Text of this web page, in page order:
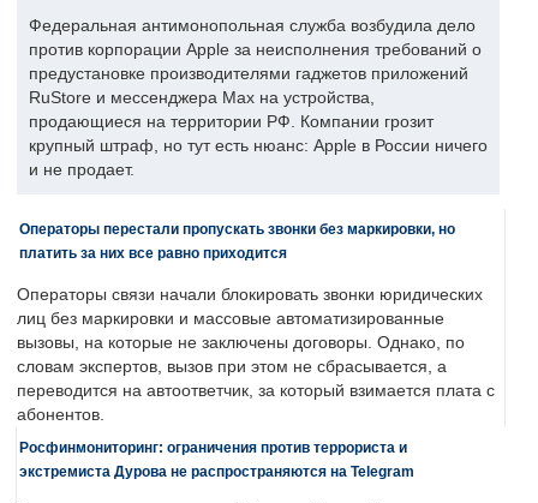
Федеральная антимонопольная служба возбудила дело
против корпорации Apple за неисполнения требований о
предустановке производителями гаджетов приложений
RuStore и мессенджера Max на устройства,
продающиеся на территории РФ. Компании грозит
крупный штраф, но тут есть нюанс: Apple в России ничего
и не продает.
Операторы перестали пропускать звонки без маркировки, но
платить за них все равно приходится
Операторы связи начали блокировать звонки юридических
лиц без маркировки и массовые автоматизированные
вызовы, на которые не заключены договоры. Однако, по
словам экспертов, вызов при этом не сбрасывается, а
переводится на автоответчик, за который взимается плата с
абонентов.
Росфинмониторинг: ограничения против террориста и
экстремиста Дурова не распространяются на Telegram